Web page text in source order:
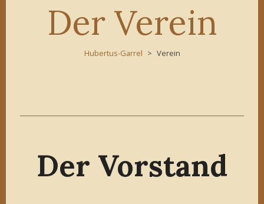
Der Verein
Hubertus-Garrel Verein
Der Vorstand